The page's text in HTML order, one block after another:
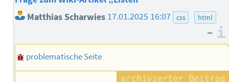
Matthias Scharwies 17.01.2025 16:07 css html
–
problematische Seite